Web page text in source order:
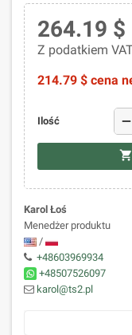
264.19 $
Z podatkiem
214.79 $ cena
Ilość remove
shopping_cart
Karol Łoś
Menedżer produktu
/
+48603969934
+48507526097
karol@ts2.pl